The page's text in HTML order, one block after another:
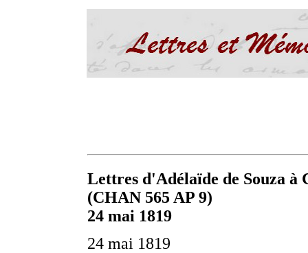
Lettres d'Adélaïde de Souza à
(CHAN 565 AP 9)
24 mai 1819
24 mai 1819